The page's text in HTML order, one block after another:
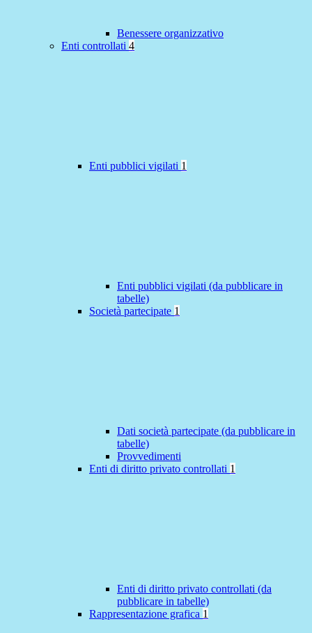
Benessere organizzativo
Enti controllati 4
Enti pubblici vigilati 1
Enti pubblici vigilati (da pubblicare in
tabelle)
Società partecipate 1
Dati società partecipate (da pubblicare in
tabelle)
Provvedimenti
Enti di diritto privato controllati 1
Enti di diritto privato controllati (da
pubblicare in tabelle)
Rappresentazione grafica 1